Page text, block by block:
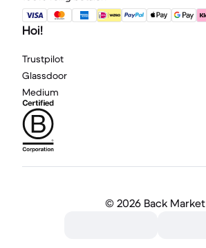
Hoi!
Trustpilot
Glassdoor
Medium
© 2026 Back Market